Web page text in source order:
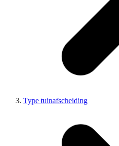
Type tuinafscheiding